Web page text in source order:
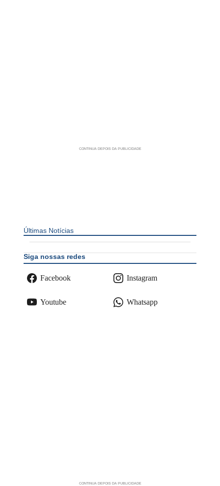
Últimas Notícias
Siga nossas redes
Facebook Instagram
Youtube Whatsapp